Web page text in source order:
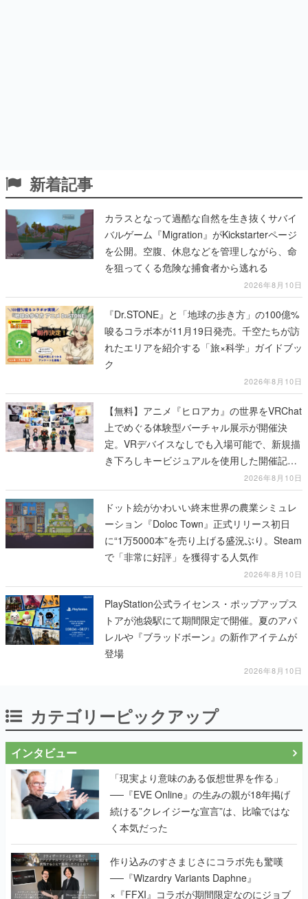
新着記事
カラスとなって過酷な自然を生き抜くサバイ
バルゲーム『Migration』がKickstarterページ
を公開。空腹、休息などを管理しながら、命
を狙ってくる危険な捕食者から逃れる
2026年8月10日
『Dr.STONE』と「地球の歩き方」の100億%
唆るコラボ本が11月19日発売。千空たちが訪
れたエリアを紹介する「旅×科学」ガイドブッ
ク
2026年8月10日
【無料】アニメ『ヒロアカ』の世界をVRChat
上でめぐる体験型バーチャル展示が開催決
定。VRデバイスなしでも入場可能で、新規描
き下ろしキービジュアルを使用した開催記念
2026年8月10日
ドット絵がかわいい終末世界の農業シミュレ
ーション『Doloc Town』正式リリース初日
に“1万5000本”を売り上げる盛況ぶり。Steam
で「非常に好評」を獲得する人気作
2026年8月10日
PlayStation公式ライセンス・ポップアップス
トアが池袋駅にて期間限定で開催。夏のアパ
レルや『ブラッドボーン』の新作アイテムが
登場
2026年8月10日
カテゴリーピックアップ
インタビュー
「現実より意味のある仮想世界を作る」
──『EVE Online』の生みの親が18年掲げ
続ける”クレイジーな宣言”は、比喩ではな
く本気だった
作り込みのすさまじさにコラボ先も驚嘆
──『Wizardry Variants Daphne』
×『FFXI』コラボが期間限定なのにジョブ